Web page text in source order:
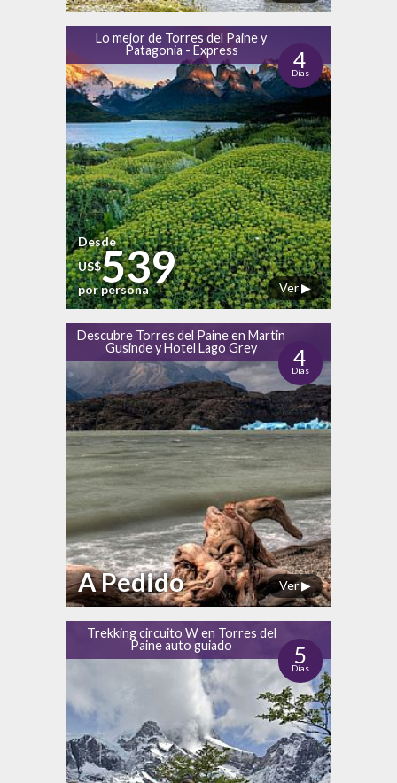
Lo mejor de Torres del Paine y
Patagonia - Express
4
Días
Ver ▶
Desde
US$539
por persona
Descubre Torres del Paine en Martin
Gusinde y Hotel Lago Grey
4
Días
Ver ▶
A Pedido
Trekking circuito W en Torres del
Paine auto guiado
5
Días